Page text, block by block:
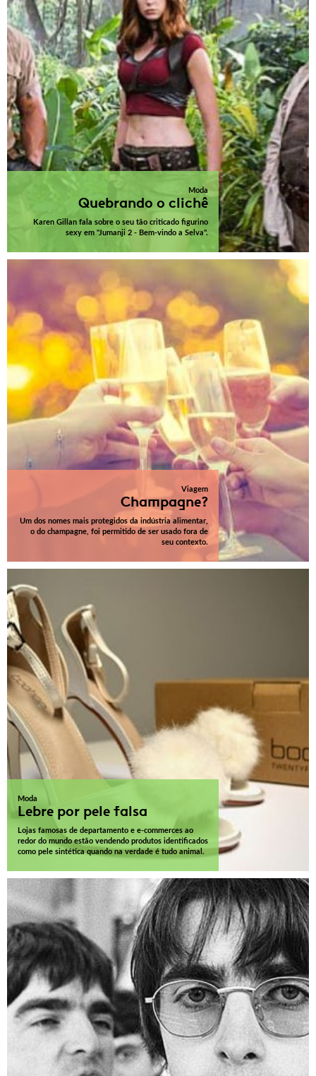
Moda
Quebrando o clichê
Karen Gillan fala sobre o seu tão criticado figurino
sexy em "Jumanji 2 - Bem-vindo a Selva".
Viagem
Champagne?
Um dos nomes mais protegidos da indústria alimentar,
o do champagne, foi permitido de ser usado fora de
seu contexto.
Moda
Lebre por pele falsa
Lojas famosas de departamento e e-commerces ao
redor do mundo estão vendendo produtos identificados
como pele sintética quando na verdade é tudo animal.